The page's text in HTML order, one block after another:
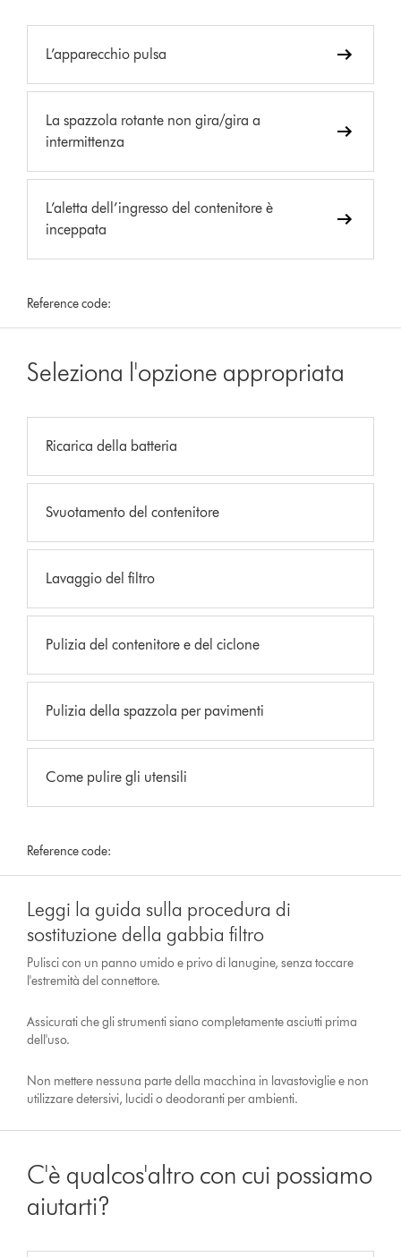
L’apparecchio pulsa
La spazzola rotante non gira/gira a
intermittenza
L’aletta dell’ingresso del contenitore è
inceppata
Reference code:
Seleziona l'opzione appropriata
Ricarica della batteria
Svuotamento del contenitore
Lavaggio del filtro
Pulizia del contenitore e del ciclone
Pulizia della spazzola per pavimenti
Come pulire gli utensili
Reference code:
Leggi la guida sulla procedura di
sostituzione della gabbia filtro
Pulisci con un panno umido e privo di lanugine, senza toccare
l'estremità del connettore.
Assicurati che gli strumenti siano completamente asciutti prima
dell'uso.
Non mettere nessuna parte della macchina in lavastoviglie e non
utilizzare detersivi, lucidi o deodoranti per ambienti.
C'è qualcos'altro con cui possiamo
aiutarti?